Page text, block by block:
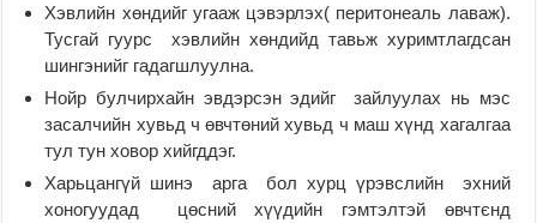
Хэвлийн хөндийг угааж цэвэрлэх( перитонеаль лаваж).
Тусгай гуурс хэвлийн хөндийд тавьж хуримтлагдсан
шингэнийг гадагшлуулна.
Нойр булчирхайн эвдэрсэн эдийг зайлуулах нь мэс
засалчийн хувьд ч өвчтөний хувьд ч маш хүнд хагалгаа
тул тун ховор хийгддэг.
Харьцангүй шинэ арга бол хурц үрэвслийн эхний
хоногуудад цөсний хүүдийн гэмтэлтэй өвчтєнд